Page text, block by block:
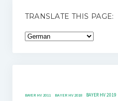
TRANSLATE THIS PAGE:
BAYER HV 2011 BAYER HV 2018 BAYER HV 2019